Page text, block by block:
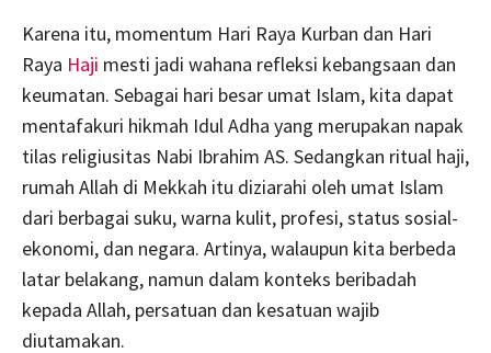
Karena itu, momentum Hari Raya Kurban dan Hari
Raya Haji mesti jadi wahana refleksi kebangsaan dan
keumatan. Sebagai hari besar umat Islam, kita dapat
mentafakuri hikmah Idul Adha yang merupakan napak
tilas religiusitas Nabi Ibrahim AS. Sedangkan ritual haji,
rumah Allah di Mekkah itu diziarahi oleh umat Islam
dari berbagai suku, warna kulit, profesi, status sosial-
ekonomi, dan negara. Artinya, walaupun kita berbeda
latar belakang, namun dalam konteks beribadah
kepada Allah, persatuan dan kesatuan wajib
diutamakan.